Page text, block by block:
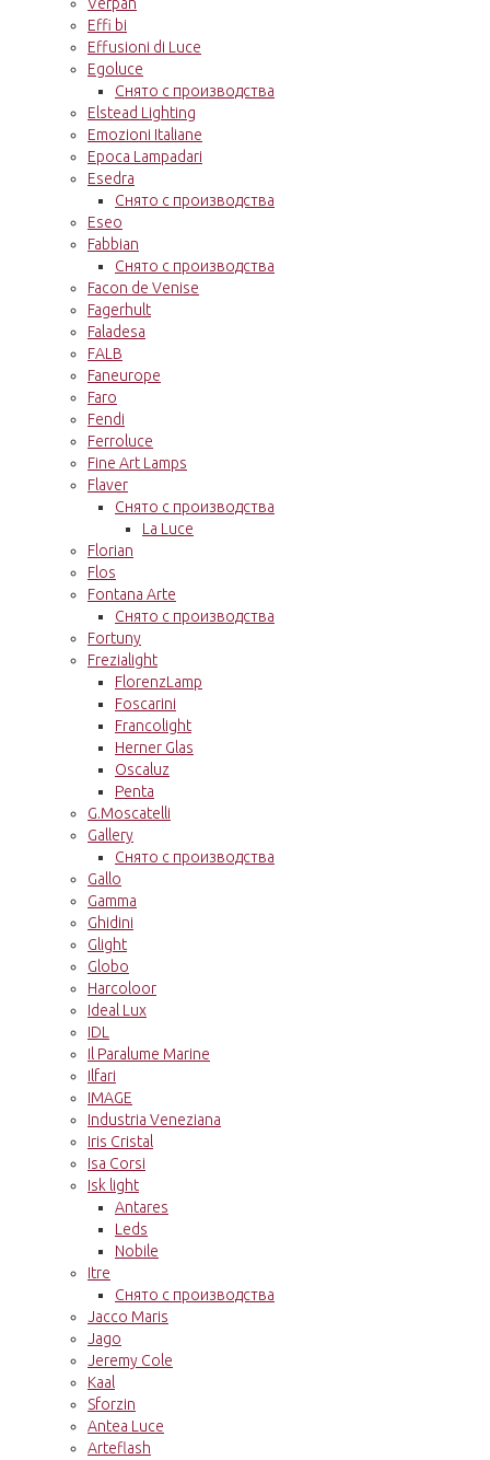
Effi bi
Effusioni di Luce
Egoluce
Снято с производства
Elstead Lighting
Emozioni Italiane
Epoca Lampadari
Esedra
Снято с производства
Eseo
Fabbian
Снято с производства
Facon de Venise
Fagerhult
Faladesa
FALB
Faneurope
Faro
Fendi
Ferroluce
Fine Art Lamps
Flaver
Снято с производства
La Luce
Florian
Flos
Fontana Arte
Снято с производства
Fortuny
Frezialight
FlorenzLamp
Foscarini
Francolight
Herner Glas
Oscaluz
Penta
G.Moscatelli
Gallery
Снято с производства
Gallo
Gamma
Ghidini
Glight
Globo
Harcoloor
Ideal Lux
IDL
Il Paralume Marine
Ilfari
IMAGE
Industria Veneziana
Iris Cristal
Isa Corsi
Isk light
Antares
Leds
Nobile
Itre
Снято с производства
Jacco Maris
Jago
Jeremy Cole
Kaal
Sforzin
Antea Luce
Arteflash